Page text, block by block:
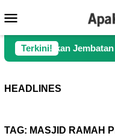
ke
kontenMobile
Terkini!Jembatan
HEADLINES
TAG: MASJID RAMAH